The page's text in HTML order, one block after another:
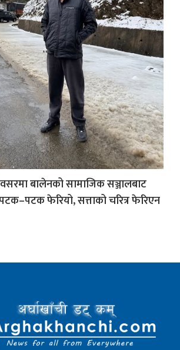
बालेनको सामाजिक सञ्जालबाट
फेरियो, सत्ताको चरित्र फेरिएन